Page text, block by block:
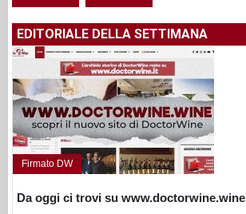
EDITORIALE DELLA SETTIMANA
Firmato DW
Da oggi ci trovi su www.doctorwine.wine